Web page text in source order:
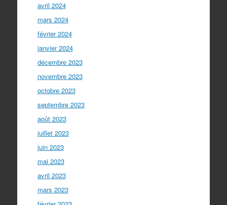
avril 2024
mars 2024
février 2024
janvier 2024
décembre 2023
novembre 2023
octobre 2023
septembre 2023
août 2023
juillet 2023
juin 2023
mai 2023
avril 2023
mars 2023